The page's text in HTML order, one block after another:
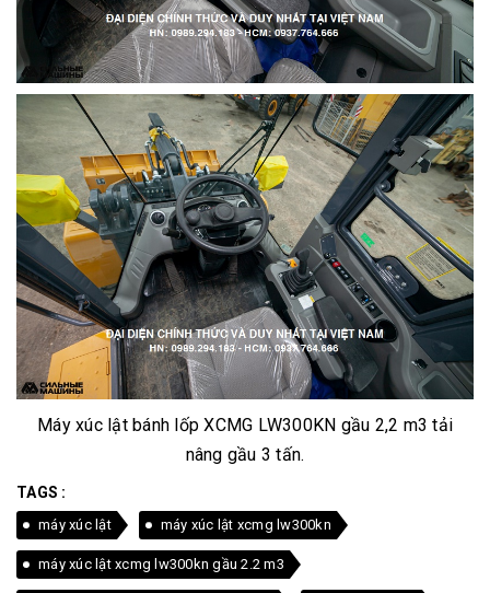
Máy xúc lật bánh lốp XCMG LW300KN gầu 2,2 m3 tải
nâng gầu 3 tấn.
TAGS :
máy xúc lật máy xúc lật xcmg lw300kn
máy xúc lật xcmg lw300kn gầu 2.2 m3